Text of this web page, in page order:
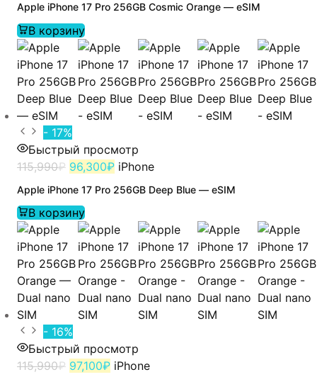
Apple iPhone 17 Pro 256GB Cosmic Orange — eSIM
В корзину
- 17%
Быстрый просмотр
115,990₽ 96,300₽ iPhone
Apple iPhone 17 Pro 256GB Deep Blue — eSIM
В корзину
- 16%
Быстрый просмотр
115,990₽ 97,100₽ iPhone